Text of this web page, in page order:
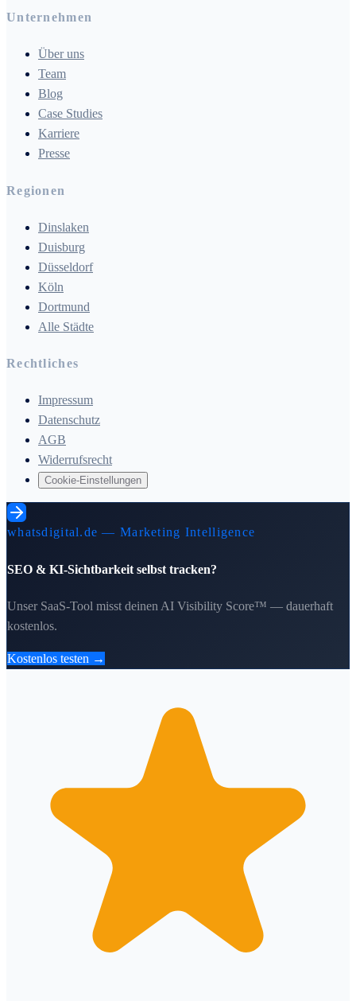
Unternehmen
Über uns
Team
Blog
Case Studies
Karriere
Presse
Regionen
Dinslaken
Duisburg
Düsseldorf
Köln
Dortmund
Alle Städte
Rechtliches
Impressum
Datenschutz
AGB
Widerrufsrecht
Cookie-Einstellungen
whatsdigital.de — Marketing Intelligence
SEO & KI-Sichtbarkeit selbst tracken?
Unser SaaS-Tool misst deinen AI Visibility Score™ — dauerhaft
kostenlos.
Kostenlos testen →